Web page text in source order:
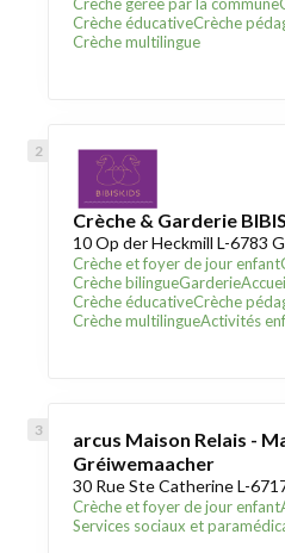
Crèche éducativeCrèche
Crèche multilingue
Crèche & Garderie
10 Op der Heckmill L-6783
Crèche et foyer de jour enfant
Crèche bilingueGarderie
Crèche éducativeCrèche
Crèche multilingueActivités
arcus Maison Relais -
Gréiwemaacher
30 Rue Ste Catherine L-
Crèche et foyer de jour enfant
Services sociaux et